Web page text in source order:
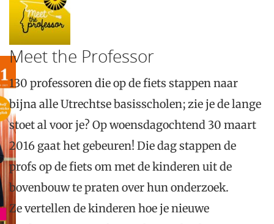
Meet the Professor
130 professoren die op de fiets stappen naar
bijna alle Utrechtse basisscholen; zie je de lange
stoet al voor je? Op woensdagochtend 30 maart
2016 gaat het gebeuren! Die dag stappen de
profs op de fiets om met de kinderen uit de
bovenbouw te praten over hun onderzoek.
Ze vertellen de kinderen hoe je nieuwe